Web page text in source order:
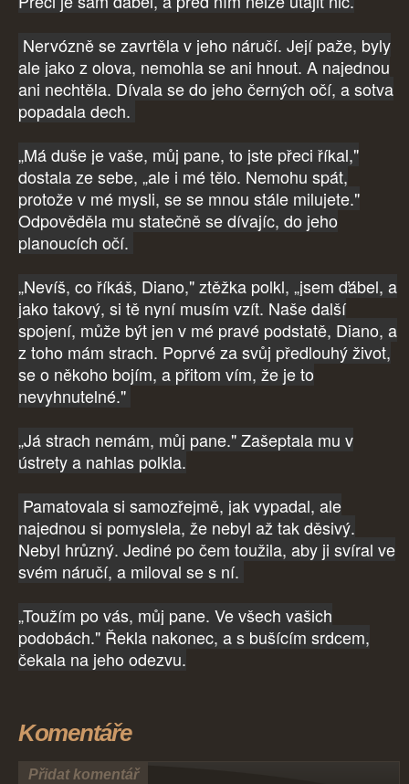
Nervózně se zavrtěla v jeho náručí. Její paže, byly
ale jako z olova, nemohla se ani hnout. A najednou
ani nechtěla. Dívala se do jeho černých očí, a sotva
popadala dech.
„Má duše je vaše, můj pane, to jste přeci říkal,"
dostala ze sebe, „ale i mé tělo. Nemohu spát,
protože v mé mysli, se se mnou stále milujete."
Odpověděla mu statečně se dívajíc, do jeho
planoucích očí.
„Nevíš, co říkáš, Diano," ztěžka polkl, „jsem ďábel, a
jako takový, si tě nyní musím vzít. Naše další
spojení, může být jen v mé pravé podstatě, Diano, a
z toho mám strach. Poprvé za svůj předlouhý život,
se o někoho bojím, a přitom vím, že je to
nevyhnutelné."
„Já strach nemám, můj pane." Zašeptala mu v
ústrety a nahlas polkla.
Pamatovala si samozřejmě, jak vypadal, ale
najednou si pomyslela, že nebyl až tak děsivý.
Nebyl hrůzný. Jediné po čem toužila, aby ji svíral ve
svém náručí, a miloval se s ní.
„Toužím po vás, můj pane. Ve všech vašich
podobách." Řekla nakonec, a s bušícím srdcem,
čekala na jeho odezvu.
Komentáře
Přidat komentář